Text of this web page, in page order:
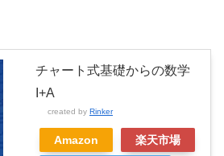
チャート式基礎からの数学
I+A
created by Rinker
Amazon 楽天市場